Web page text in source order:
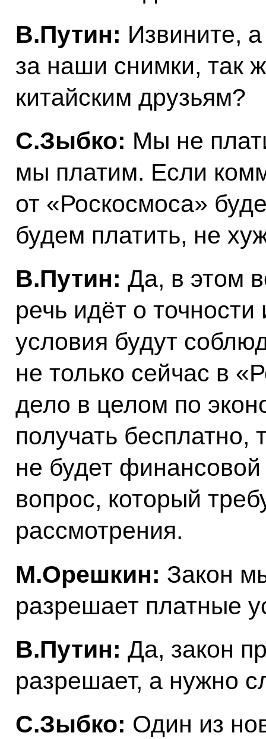
В.Путин: Извините,
за наши снимки, так
китайским друзьям?
С.Зыбко: Мы не
мы платим. Если
от «Роскосмоса»
будем платить, не
В.Путин: Да, в этом
речь идёт о
условия будут
не только сейчас в
дело в целом по
получать бесплатно,
не будет
вопрос, который
рассмотрения.
М.Орешкин: Закон
разрешает платные
В.Путин: Да, закон
разрешает, а нужно
С.Зыбко: Один из